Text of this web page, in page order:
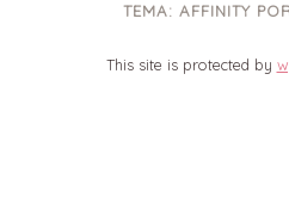
TEMA: AFFINITY
This site is protected by